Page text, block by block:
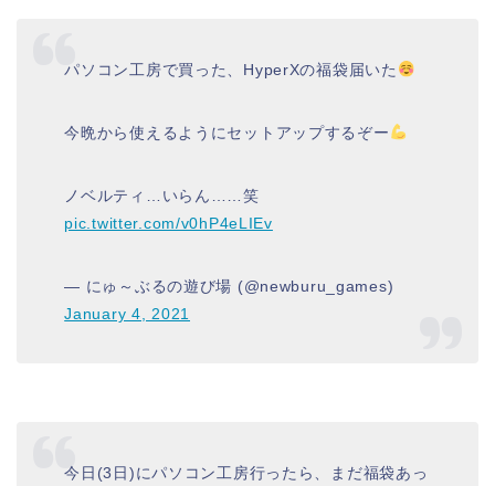
パソコン工房で買った、HyperXの福袋届いた
今晩から使えるようにセットアップするぞー
ノベルティ…いらん……笑
pic.twitter.com/v0hP4eLIEv
— にゅ～ぶるの遊び場 (@newburu_games)
January 4, 2021
今日(3日)にパソコン工房行ったら、まだ福袋あっ